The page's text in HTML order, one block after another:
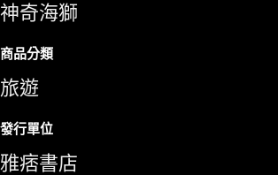
神奇海獅
商品分類
旅遊
發行單位
雅痞書店